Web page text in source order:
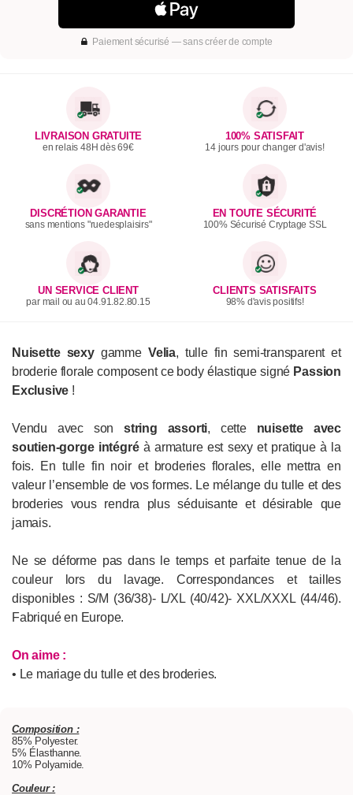
Paiement sécurisé — sans créer de compte
LIVRAISON GRATUITE
en relais 48H dès 69€
100% SATISFAIT
14 jours pour changer d'avis!
DISCRÉTION GARANTIE
sans mentions "ruedesplaisirs"
EN TOUTE SÉCURITÉ
100% Sécurisé Cryptage SSL
UN SERVICE CLIENT
par mail ou au 04.91.82.80.15
CLIENTS SATISFAITS
98% d'avis positifs!
Nuisette sexy gammeVelia, tulle fin semi-transparent et
broderie florale composent ce body élastique signé Passion
Exclusive !
Vendu avec son string assorti, cette nuisette avec
soutien-gorge intégréà armature est sexy et pratique à la
fois. En tulle fin noir et broderies florales, elle mettra en
valeur l’ensemble de vos formes. Le mélange du tulle et des
broderies vous rendra plus séduisante et désirable que
jamais.
Ne se déforme pas dans le temps et parfaite tenue de la
couleur lors du lavage. Correspondances et tailles
disponibles : S/M (36/38)- L/XL (40/42)- XXL/XXXL (44/46).
Fabriqué en Europe.
On aime :
• Le mariage du tulle et des broderies.
Composition :
85% Polyester.
5% Élasthanne.
10% Polyamide.
Couleur :